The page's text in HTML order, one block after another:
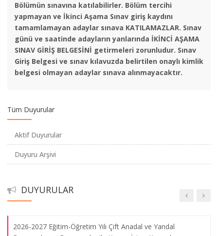
Bölümün sınavına katılabilirler. Bölüm tercihi
yapmayan ve İkinci Aşama Sınav giriş kaydını
tamamlamayan adaylar sınava KATILAMAZLAR. Sınav
günü ve saatinde adayların yanlarında İKİNCİ AŞAMA
SINAV GİRİŞ BELGESİNİ getirmeleri zorunludur. Sınav
Giriş Belgesi ve sınav kılavuzda belirtilen onaylı kimlik
belgesi olmayan adaylar sınava alınmayacaktır.
Tüm Duyurular
Aktif Duyurular
Duyuru Arşivi
DUYURULAR
Geleneksel Türk Sanatları Programı Yatay Geçiş
Temel Eğitim Bölümü "Açık Ders" Etkinliği "Bir Kamu
Müzesinde Koleksiyon Oluşturmak"
YABANCI DİL MUAFİYET SINAVI
2024-2025 GSF Özel Yetenek Giriş Sınavları 2. YEDEK ADAY
KAYITLARI
2024-2025 Özel Yetenek Sınavları - YEDEK ADAY KAYITLARI
İLE İLGİLİ DUYURU
2024-2025 GSF Özel Yetenek ASİL ADAY KAYITLARI İLE
2026-2027 Eğitim-Öğretim Yılı Çift Anadal ve Yandal